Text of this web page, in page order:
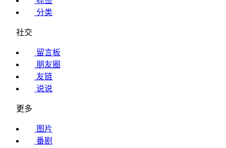
分类
社交
留言板
朋友圈
友链
说说
更多
图片
番剧